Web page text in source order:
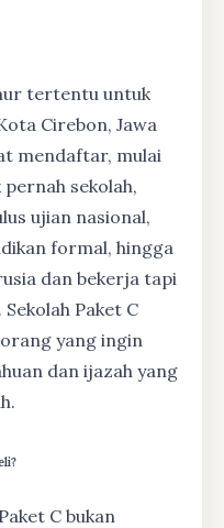
tertentu untuk
Cirebon, Jawa
mendaftar, mulai
sekolah,
ujian nasional,
formal, hingga
dan bekerja tapi
Paket C
yang ingin
dan ijazah yang
C bukan